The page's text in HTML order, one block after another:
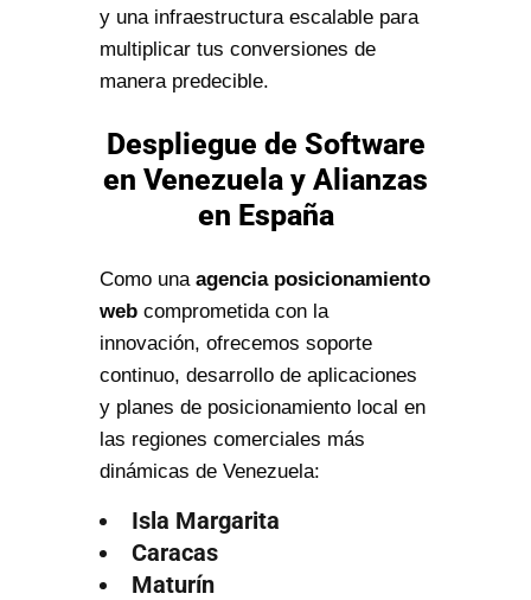
y una infraestructura escalable para
multiplicar tus conversiones de
manera predecible.
Despliegue de Software
en Venezuela y Alianzas
en España
Como una agencia posicionamiento
web comprometida con la
innovación, ofrecemos soporte
continuo, desarrollo de aplicaciones
y planes de posicionamiento local en
las regiones comerciales más
dinámicas de Venezuela:
Isla Margarita
Caracas
Maturín